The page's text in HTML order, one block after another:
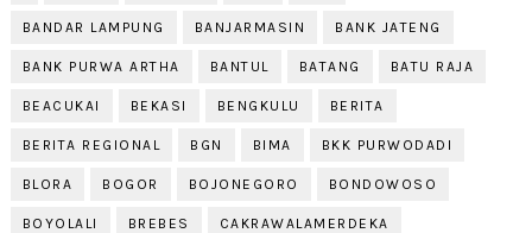
BANDAR LAMPUNG BANJARMASIN BANK JATENG
BANK PURWA ARTHA BANTUL BATANG BATU RAJA
BEACUKAI BEKASI BENGKULU BERITA
BERITA REGIONAL BGN BIMA BKK PURWODADI
BLORA BOGOR BOJONEGORO BONDOWOSO
BOYOLALI BREBES CAKRAWALAMERDEKA